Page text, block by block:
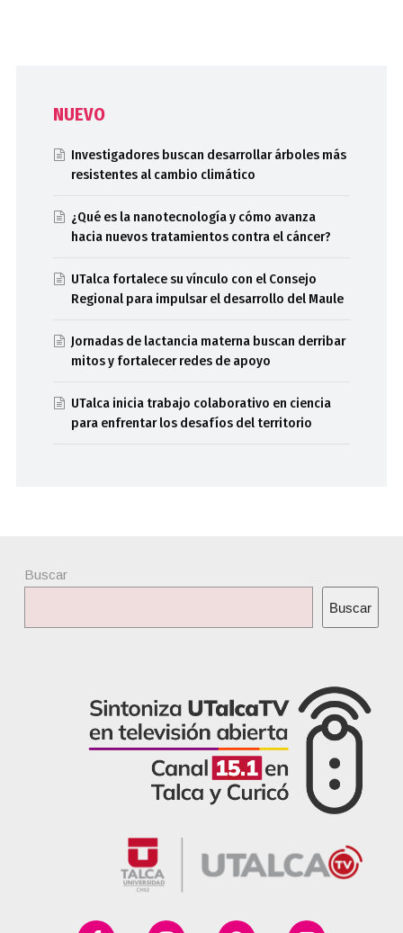
NUEVO
Investigadores buscan desarrollar árboles más
resistentes al cambio climático
¿Qué es la nanotecnología y cómo avanza
hacia nuevos tratamientos contra el cáncer?
UTalca fortalece su vínculo con el Consejo
Regional para impulsar el desarrollo del Maule
Jornadas de lactancia materna buscan derribar
mitos y fortalecer redes de apoyo
UTalca inicia trabajo colaborativo en ciencia
para enfrentar los desafíos del territorio
Buscar
Buscar